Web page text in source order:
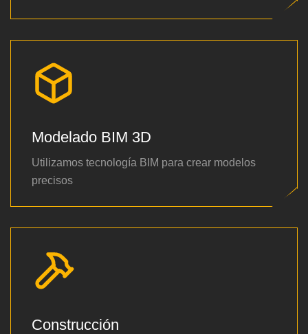
Modelado BIM 3D
Utilizamos tecnología BIM para crear modelos
precisos
Construcción